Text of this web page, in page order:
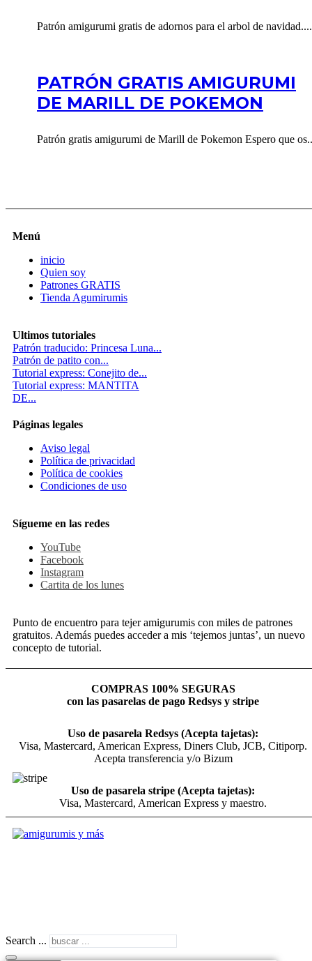
Patrón amigurumi gratis de adornos para el arbol de navidad....
PATRÓN GRATIS AMIGURUMI
DE MARILL DE POKEMON
Patrón gratis amigurumi de Marill de Pokemon Espero que
Menú
inicio
Quien soy
Patrones GRATIS
Tienda Agumirumis
Ultimos tutoriales
Patrón traducido: Princesa Luna...
Patrón de patito con...
Tutorial express: Conejito de...
Tutorial express: MANTITA
DE...
Páginas legales
Aviso legal
Política de privacidad
Política de cookies
Condiciones de uso
Sígueme en las redes
YouTube
Facebook
Instagram
Cartita de los lunes
Punto de encuentro para tejer amigurumis con miles de patrones
gratuitos. Además puedes acceder a mis ‘tejemos juntas’, un nuevo
concepto de tutorial.
COMPRAS 100% SEGURAS
con las pasarelas de pago Redsys y stripe
Uso de pasarela Redsys (Acepta tajetas):
Visa, Mastercard, American Express, Diners Club, JCB, Citiporp.
Acepta transferencia y/o Bizum
Uso de pasarela stripe (Acepta tajetas):
Visa, Mastercard, American Express y maestro.
Search ...